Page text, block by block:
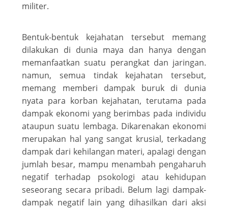
militer.
Bentuk-bentuk kejahatan tersebut memang
dilakukan di dunia maya dan hanya dengan
memanfaatkan suatu perangkat dan jaringan.
namun, semua tindak kejahatan tersebut,
memang memberi dampak buruk di dunia
nyata para korban kejahatan, terutama pada
dampak ekonomi yang berimbas pada individu
ataupun suatu lembaga. Dikarenakan ekonomi
merupakan hal yang sangat krusial, terkadang
dampak dari kehilangan materi, apalagi dengan
jumlah besar, mampu menambah pengaharuh
negatif terhadap psokologi atau kehidupan
seseorang secara pribadi. Belum lagi dampak-
dampak negatif lain yang dihasilkan dari aksi